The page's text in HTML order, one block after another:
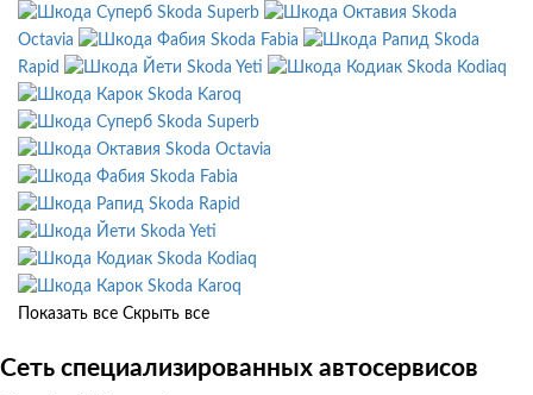
Skoda Superb
Skoda
Octavia
Skoda Fabia
Skoda
Rapid
Skoda Yeti
Skoda Kodiaq
Skoda Karoq
Skoda Superb
Skoda Octavia
Skoda Fabia
Skoda Rapid
Skoda Yeti
Skoda Kodiaq
Skoda Karoq
Показать все Скрыть все
Сеть специализированных автосервисов